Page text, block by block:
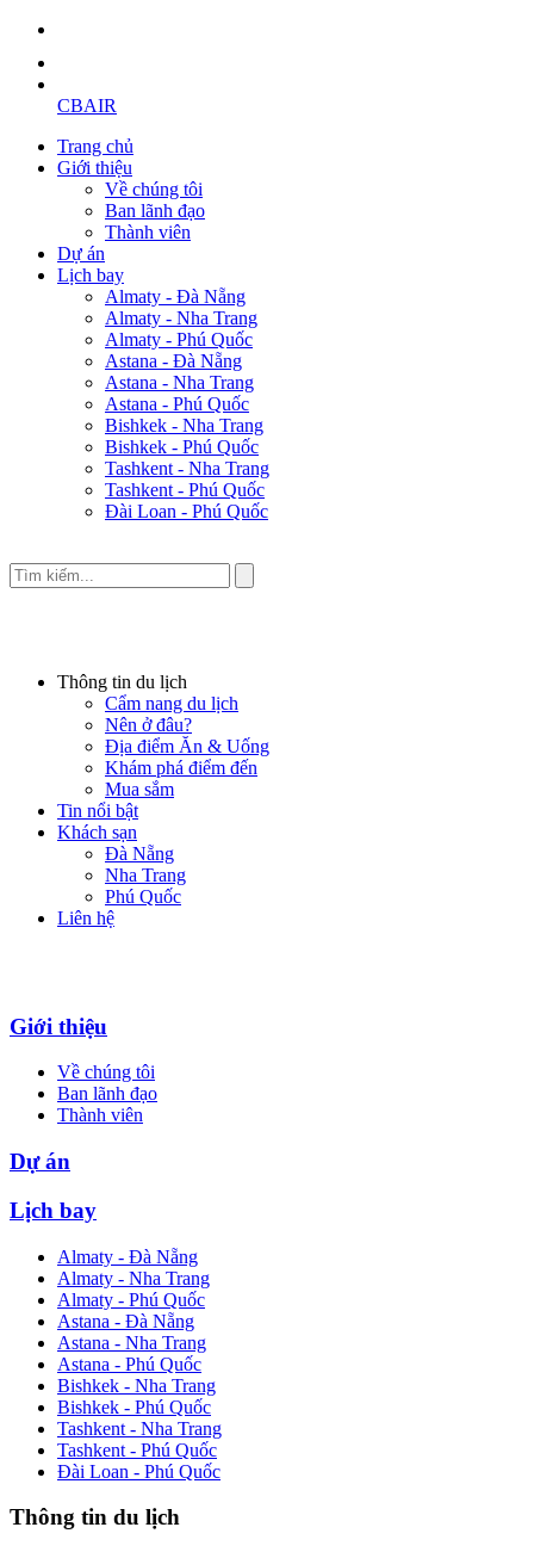
CBAIR
Trang chủ
Giới thiệu
Về chúng tôi
Ban lãnh đạo
Thành viên
Dự án
Lịch bay
Almaty - Đà Nẵng
Almaty - Nha Trang
Almaty - Phú Quốc
Astana - Đà Nẵng
Astana - Nha Trang
Astana - Phú Quốc
Bishkek - Nha Trang
Bishkek - Phú Quốc
Tashkent - Nha Trang
Tashkent - Phú Quốc
Đài Loan - Phú Quốc
Thông tin du lịch
Cẩm nang du lịch
Nên ở đâu?
Địa điểm Ăn & Uống
Khám phá điểm đến
Mua sắm
Tin nổi bật
Khách sạn
Đà Nẵng
Nha Trang
Phú Quốc
Liên hệ
Giới thiệu
Về chúng tôi
Ban lãnh đạo
Thành viên
Dự án
Lịch bay
Almaty - Đà Nẵng
Almaty - Nha Trang
Almaty - Phú Quốc
Astana - Đà Nẵng
Astana - Nha Trang
Astana - Phú Quốc
Bishkek - Nha Trang
Bishkek - Phú Quốc
Tashkent - Nha Trang
Tashkent - Phú Quốc
Đài Loan - Phú Quốc
Thông tin du lịch